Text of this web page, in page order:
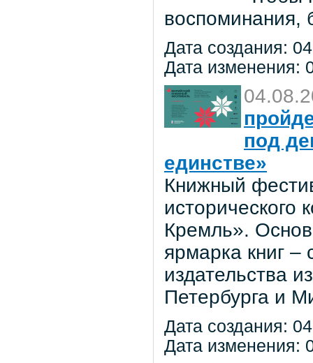
воспоминания,
Дата создания:
Дата изменения:
под
единстве»
Книжный
исторического
Кремль».
ярмарка книг –
издательства
Петербурга и
Дата создания:
Дата изменения: